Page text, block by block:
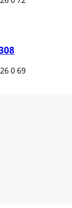
0 69